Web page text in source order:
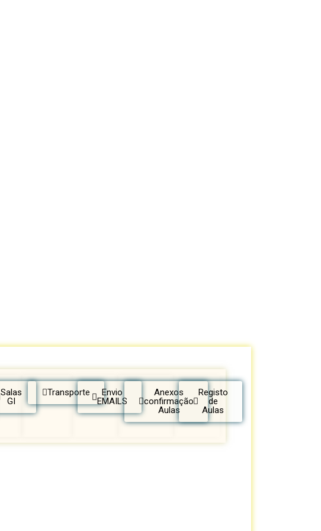
Salas
GI
Transporte
Envio
EMAILS
Anexos
confirmação
Aulas
Registo
de
Aulas